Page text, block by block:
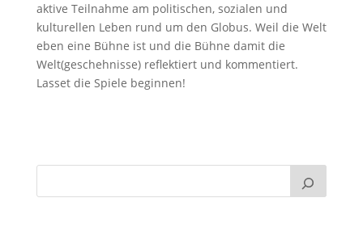
aktive Teilnahme am politischen, sozialen und
kulturellen Leben rund um den Globus. Weil die Welt
eben eine Bühne ist und die Bühne damit die
Welt(geschehnisse) reflektiert und kommentiert.
Lasset die Spiele beginnen!